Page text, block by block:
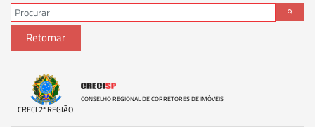
Retornar
CRECI 2ª REGIÃO
CONSELHO REGIONAL DE CORRETORES DE IMÓVEIS